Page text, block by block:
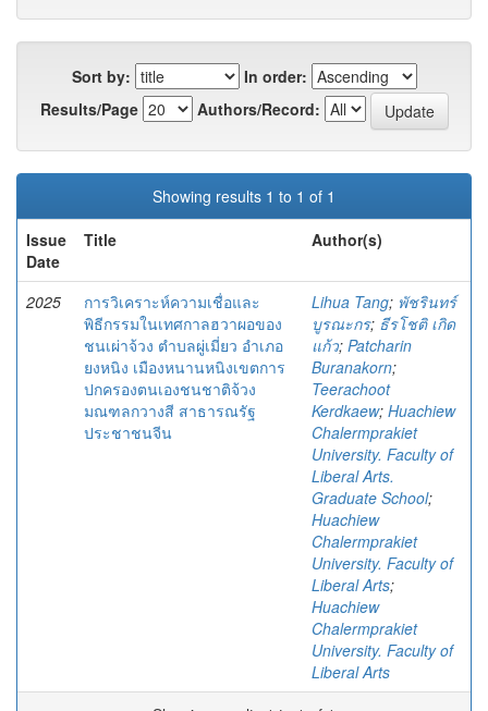
Sort by:
In order:
Results/Page
Authors/Record:
Showing results 1 to 1 of 1
Issue
Date
Title Author(s)
2025
การวิเคราะห์ความเชื่อและ
พิธีกรรมในเทศกาลฮวาผอของ
ชนเผ่าจ้วง ตําบลผู่เมี่ยว อําเภอ
ยงหนิง เมืองหนานหนิงเขตการ
ปกครองตนเองชนชาติจ้วง
มณฑลกวางสี สาธารณรัฐ
ประชาชนจีน
Lihua Tang; พัชรินทร์
บูรณะกร; ธีรโชติ เกิด
แก้ว; Patcharin
Buranakorn;
Teerachoot
Kerdkaew; Huachiew
Chalermprakiet
University. Faculty of
Liberal Arts.
Graduate School;
Huachiew
Chalermprakiet
University. Faculty of
Liberal Arts;
Huachiew
Chalermprakiet
University. Faculty of
Liberal Arts